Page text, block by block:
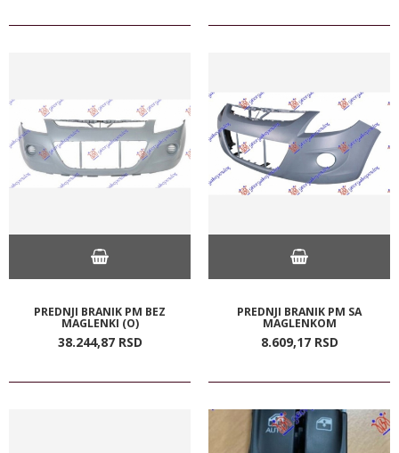
PREDNJI BRANIK PM BEZ
MAGLENKI (O)
38.244,87 RSD
PREDNJI BRANIK PM SA
MAGLENKOM
8.609,17 RSD